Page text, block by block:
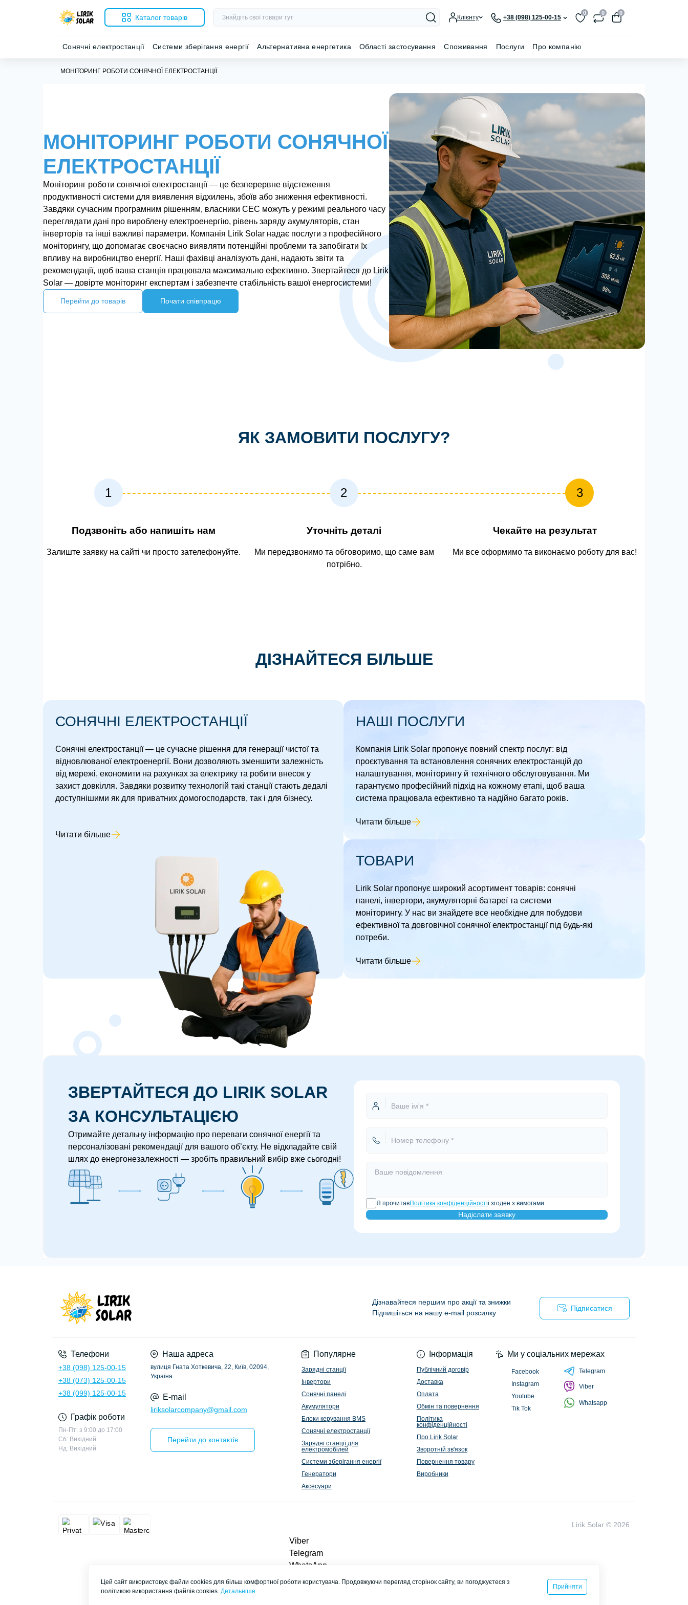
Каталог товарів Клієнту +38 (098) 125-00-15
0 0 0
Сонячні електростанції Системи зберігання енергії Альтернативна енергетика Області застосування Споживання Послуги Про компанію
МОНІТОРИНГ РОБОТИ СОНЯЧНОЇ ЕЛЕКТРОСТАНЦІЇ
МОНІТОРИНГ РОБОТИ СОНЯЧНОЇ
ЕЛЕКТРОСТАНЦІЇ
Моніторинг роботи сонячної електростанції — це безперервне відстеження
продуктивності системи для виявлення відхилень, збоїв або зниження ефективності.
Завдяки сучасним програмним рішенням, власники СЕС можуть у режимі реального часу
переглядати дані про вироблену електроенергію, рівень заряду акумуляторів, стан
інверторів та інші важливі параметри. Компанія Lirik Solar надає послуги з професійного
моніторингу, що допомагає своєчасно виявляти потенційні проблеми та запобігати їх
впливу на виробництво енергії. Наші фахівці аналізують дані, надають звіти та
рекомендації, щоб ваша станція працювала максимально ефективно. Звертайтеся до Lirik
Solar — довірте моніторинг експертам і забезпечте стабільність вашої енергосистеми!
Перейти до товарів Почати співпрацю
ЯК ЗАМОВИТИ ПОСЛУГУ?
1 2 3
Подзвоніть або напишіть нам
Залиште заявку на сайті чи просто зателефонуйте.
Уточніть деталі
Ми передзвонимо та обговоримо, що саме вам
потрібно.
Чекайте на результат
Ми все оформимо та виконаємо роботу для вас!
ДІЗНАЙТЕСЯ БІЛЬШЕ
СОНЯЧНІ ЕЛЕКТРОСТАНЦІЇ
Сонячні електростанції — це сучасне рішення для генерації чистої та
відновлюваної електроенергії. Вони дозволяють зменшити залежність
від мережі, економити на рахунках за електрику та робити внесок у
захист довкілля. Завдяки розвитку технологій такі станції стають дедалі
доступнішими як для приватних домогосподарств, так і для бізнесу.
Читати більше
НАШІ ПОСЛУГИ
Компанія Lirik Solar пропонує повний спектр послуг: від
проєктування та встановлення сонячних електростанцій до
налаштування, моніторингу й технічного обслуговування. Ми
гарантуємо професійний підхід на кожному етапі, щоб ваша
система працювала ефективно та надійно багато років.
Читати більше
ТОВАРИ
Lirik Solar пропонує широкий асортимент товарів: сонячні
панелі, інвертори, акумуляторні батареї та системи
моніторингу. У нас ви знайдете все необхідне для побудови
ефективної та довговічної сонячної електростанції під будь-які
потреби.
Читати більше
ЗВЕРТАЙТЕСЯ ДО LIRIK SOLAR
ЗА КОНСУЛЬТАЦІЄЮ
Отримайте детальну інформацію про переваги сонячної енергії та
персоналізовані рекомендації для вашого об’єкту. Не відкладайте свій
шлях до енергонезалежності — зробіть правильний вибір вже сьогодні!
Я прочитавПолітика конфіденційностіі згоден з вимогами
Надіслати заявку
Дізнавайтеся першим про акції та знижки
Підпишіться на нашу e-mail розсилку
Підписатися
Телефони
+38 (098) 125-00-15
+38 (073) 125-00-15
+38 (099) 125-00-15
Графік роботи
Пн-Пт: з 9:00 до 17:00
Сб: Вихідний
Нд: Вихідний
Наша адреса
вулиця Гната Хоткевича, 22, Київ, 02094,
Україна
E-mail
liriksolarcompany@gmail.com
Перейти до контактів
Популярне
Зарядні станції
Інвертори
Сонячні панелі
Акумулятори
Блоки керування BMS
Сонячні електростанції
Зарядні станції для
електромобілей
Системи зберігання енергії
Генератори
Аксесуари
Інформація
Публічний договір
Доставка
Оплата
Обмін та повернення
Політика
конфіденційності
Про Lirik Solar
Зворотній зв'язок
Повернення товару
Виробники
Ми у соціальних мережах
Facebook
Instagram
Youtube
Tik Tok
Telegram
Viber
Whatsapp
Lirik Solar © 2026
Viber
Telegram
WhatsApp
liriksolarcompany@gmail.com
Цей сайт використовує файли cookies для більш комфортної роботи користувача. Продовжуючи перегляд сторінок сайту, ви погоджуєтеся з
політикою використання файлів cookies. Детальніше
Прийняти